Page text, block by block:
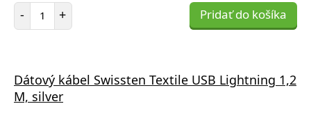
- Počet položiek
+ Pridať do košíka
Dátový kábel Swissten Textile USB Lightning 1,2
M, silver